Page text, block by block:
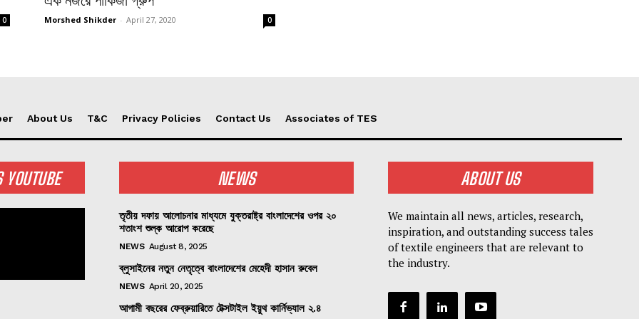
0 Morshed Shikder - April 27, 2020 0
About Us T&C Privacy Policies Contact Us Associates of TES
YOUTUBE NEWS
তৃতীয় দফায় আলোচনার মাধ্যমে যুক্তরাষ্ট্র বাংলাদেশের ওপর ২০
শতাংশ শুল্ক আরোপ করেছে
NEWS August 8, 2025
ব্লুসাইনের নতুন নেতৃত্বে বাংলাদেশের মেহেদী হাসান রুবেল
NEWS April 20, 2025
আগামী বছরের ফেব্রুয়ারিতে টেক্সটাইল ইয়ুথ কার্নিভ্যাল ২.৪
ABOUT US
We maintain all news, articles, research,
inspiration, and outstanding success tales
of textile engineers that are relevant to
the industry.